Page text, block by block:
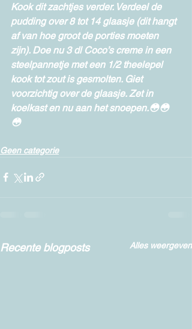
Kook dit zachtjes verder. Verdeel de
pudding over 8 tot 14 glaasje (dit hangt
af van hoe groot de porties moeten
zijn). Doe nu 3 dl Coco’s creme in een
steelpannetje met een 1/2 theelepel
kook tot zout is gesmolten. Giet
voorzichtig over de glaasje. Zet in
koelkast en nu aan het snoepen.😳😳
😳
Geen categorie
Recente blogposts Alles weergeven